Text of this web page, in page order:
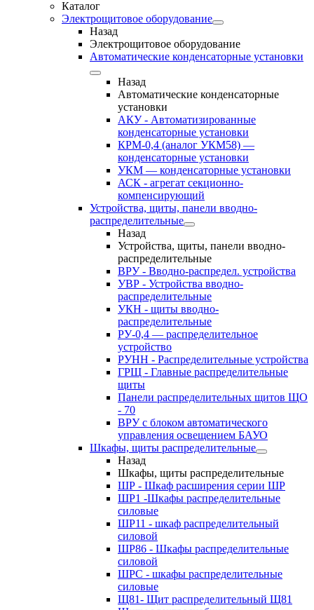
Каталог
Электрощитовое оборудование
Назад
Электрощитовое оборудование
Автоматические конденсаторные установки
Назад
Автоматические конденсаторные
установки
АКУ - Автоматизированные
конденсаторные установки
КРМ-0,4 (аналог УКМ58) —
конденсаторные установки
УКМ — конденсаторные установки
АСК - агрегат секционно-
компенсирующий
Устройства, щиты, панели вводно-
распределительные
Назад
Устройства, щиты, панели вводно-
распределительные
ВРУ - Вводно-распредел. устройства
УВР - Устройства вводно-
распределительные
УКН - щиты вводно-
распределительные
РУ-0,4 — распределительное
устройство
РУНН - Распределительные устройства
ГРЩ - Главные распределительные
щиты
Панели распределительных щитов ЩО
- 70
ВРУ с блоком автоматического
управления освещением БАУО
Шкафы, щиты распределительные
Назад
Шкафы, щиты распределительные
ШР - Шкаф расширения серии ШР
ШР1 -Шкафы распределительные
силовые
ШР11 - шкаф распределительный
силовой
ШР86 - Шкафы распределительные
силовой
ШРС - шкафы распределительные
силовые
Щ81- Щит распределительный Щ81